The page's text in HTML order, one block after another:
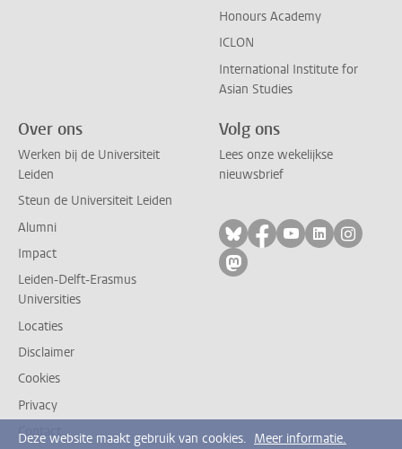
Honours Academy
ICLON
International Institute for
Asian Studies
Over ons
Werken bij de Universiteit
Leiden
Steun de Universiteit Leiden
Alumni
Impact
Leiden-Delft-Erasmus
Universities
Locaties
Disclaimer
Cookies
Privacy
Contact
Volg ons
Lees onze wekelijkse
nieuwsbrief
Volg ons op bluesky
Volg ons op
Volg ons op
Volg ons
Volg
Volg ons op mastodon
Deze website maakt gebruik van cookies. Meer informatie.